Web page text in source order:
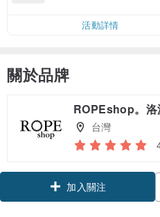
活動詳情
關於品牌
ROPEshop。洛
台灣
加入關注